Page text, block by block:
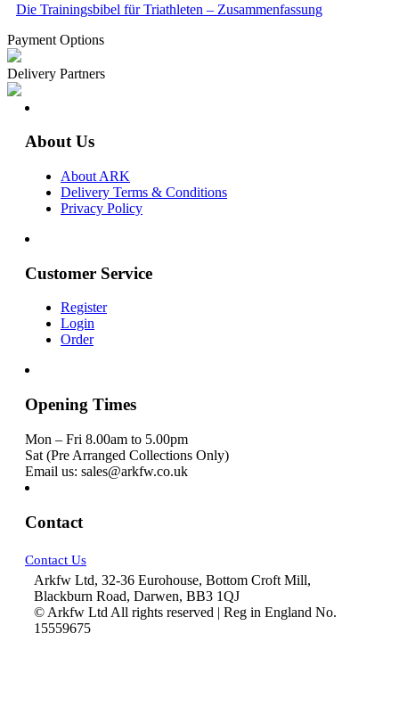
Die Trainingsbibel für Triathleten – Zusammenfassung
Payment Options
Delivery Partners
About Us
About ARK
Delivery Terms & Conditions
Privacy Policy
Customer Service
Register
Login
Order
Opening Times
Mon – Fri 8.00am to 5.00pm
Sat (Pre Arranged Collections Only)
Email us: sales@arkfw.co.uk
Contact
Contact Us
Arkfw Ltd, 32-36 Eurohouse, Bottom Croft Mill,
Blackburn Road, Darwen, BB3 1QJ
© Arkfw Ltd All rights reserved | Reg in England No.
15559675